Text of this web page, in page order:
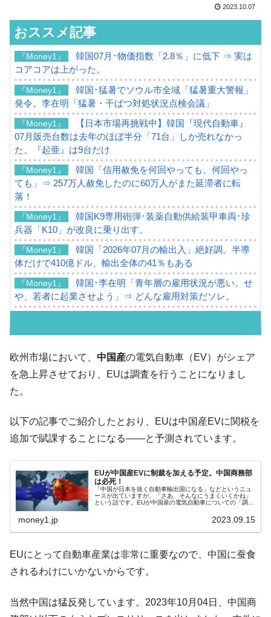
2023.10.07
おススメ記事
『Money1』
韓国07月･物価指数「2.8％」に低下 ⇒ 実は
コアコアは上がった。
『Money1』
韓国･猛暑でソウル市全域「猛暑重大警報」
発令。李在明「猛暑・干ばつ対処状況点検会議」
『Money1』
【日本市場再挑戦中】韓国『現代自動車』
07月販売台数は去年のほぼ半分「71台」しか売れなかっ
た。『起亜』は9台だけ
『Money1』
韓国「信用赦免を何回やっても、何回やっ
ても」⇒ 257万人赦免したのに60万人がまた延滞者に転
落！
『Money1』
韓国K9専用砲弾･装薬自動供給装甲車両･珍
兵器「K10」が改良に乗り出す。
『Money1』
韓国「2026年07月の輸出入」絶好調。半導
体だけで410億ドル、輸出全体の41％もある
『Money1』
韓国･李在明「青年層の雇用状況が悪い。せ
や、若者に起業させよう」⇒ どんな雇用対策だソレ。
『Money1』
韓国「ここは北朝鮮なのか。選管がサーバ
ーにウソのデータを入力したのは明白だ」
言。
『Money1』
韓国は「中国と同じく」投資に不適格な国
す」⇒「金を経由するドル入手」手段ではないのか？
『Money1』
韓国･外為取引量「1日当たり1,214.4億ド
ル」まで拡大 ⇒ 海外資金の動きに強く左右される状態
『Money1』
韓国･帰ってきた李在明。李在明を支持しな
い「50.5％」に上昇
『Money1』
韓国大統領府ボンクラ政策室長が告発され
断
『Money1』
韓国･警察職員が「丸刈りになって抗議活
動」
欧州市場において、 中国産の電気自動車（EV）がシェア
を急上昇させており、EUは調査を行うことになりまし
た。
以下の記事でご紹介したとおり、EUは中国産EVに関税を
追加で賦課することになる――と予測されています。
EUが中国産EVに制裁を加える予定。中国商務部
は必死！
「中国が日本を抜く自動車輸出国になる」などというニュ
ースが出ていますが、「さあ、そんなにうまくいくかね」
という話です。EUが中国産の電気自動車についての「調
money1.jp 2023.09.15
EUにとって自動車産業は非常に重要なので、中国に蚕食
されるわけにいかないからです。
当然中国は猛反発しています。2023年10月04日、中国商